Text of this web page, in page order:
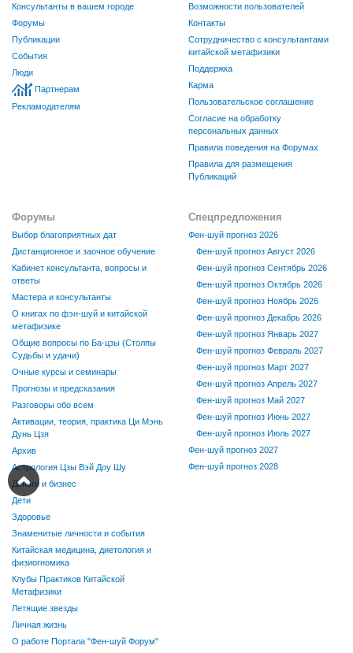
Консультанты в вашем городе
Форумы
Публикации
События
Люди
Партнерам
Рекламодателям
Возможности пользователей
Контакты
Сотрудничество с консультантами
китайской метафизики
Поддержка
Карма
Пользовательское соглашение
Согласие на обработку
персональных данных
Правила поведения на Форумах
Правила для размещения
Публикаций
Форумы
Выбор благоприятных дат
Дистанционное и заочное обучение
Кабинет консультанта, вопросы и
ответы
Мастера и консультанты
О книгах по фэн-шуй и китайской
метафизике
Общие вопросы по Ба-цзы (Столпы
Судьбы и удачи)
Очные курсы и семинары
Прогнозы и предсказания
Разговоры обо всем
Активации, теория, практика Ци Мэнь
Дунь Цзя
Архив
Астрология Цзы Вэй Доу Шу
Деньги и бизнес
Дети
Здоровье
Знаменитые личности и события
Китайская медицина, диетология и
физиогномика
Клубы Практиков Китайской
Метафизики
Летящие звезды
Личная жизнь
О работе Портала "Фен-шуй Форум"
Спецпредложения
Фен-шуй прогноз 2026
Фен-шуй прогноз Август 2026
Фен-шуй прогноз Сентябрь 2026
Фен-шуй прогноз Октябрь 2026
Фен-шуй прогноз Ноябрь 2026
Фен-шуй прогноз Декабрь 2026
Фен-шуй прогноз Январь 2027
Фен-шуй прогноз Февраль 2027
Фен-шуй прогноз Март 2027
Фен-шуй прогноз Апрель 2027
Фен-шуй прогноз Май 2027
Фен-шуй прогноз Июнь 2027
Фен-шуй прогноз Июль 2027
Фен-шуй прогноз 2027
Фен-шуй прогноз 2028